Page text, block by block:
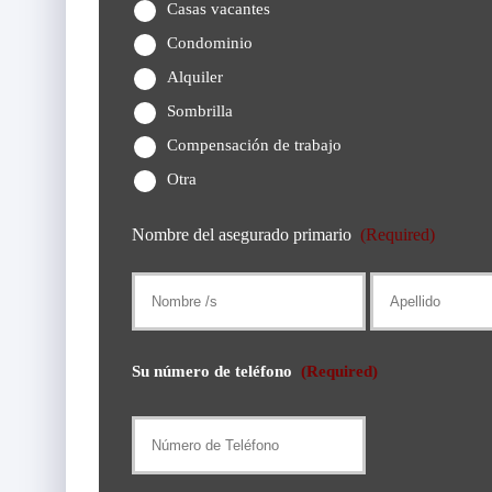
Casas vacantes
Condominio
Alquiler
Sombrilla
Compensación de trabajo
Otra
Nombre del asegurado primario (Required)
Nombre
Su número de teléfono (Required)